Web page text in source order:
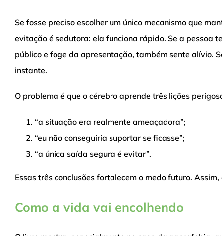
Se fosse preciso escolher um único mecanismo que
evitação é sedutora: ela funciona rápido. Se a pessoa
público e foge da apresentação, também sente alívio.
instante.
O problema é que o cérebro aprende três lições
“a situação era realmente ameaçadora”;
“eu não conseguiria suportar se ficasse”;
“a única saída segura é evitar”.
Essas três conclusões fortalecem o medo futuro.
Como a vida vai encolhendo